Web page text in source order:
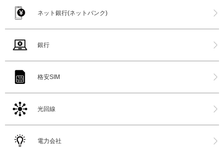
ネット銀行(ネットバンク)
銀行
格安SIM
光回線
電力会社